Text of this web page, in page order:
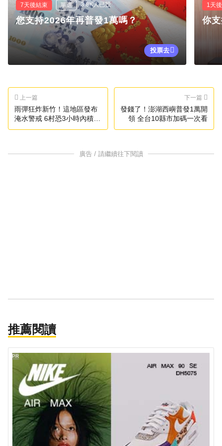
7天後結束 單選 3.8K人已投
您支持2026年再普發1萬嗎？
投票去
1天
你
上一篇
雨彈狂炸新竹！這地區發布
淹水警戒 6村恐3小時內積淹
水
下一篇
發錢了！澎湖西嶼普發1萬開
領 全台10縣市加碼一次看
廣告 / 請繼續往下閱讀
推薦閱讀
PR